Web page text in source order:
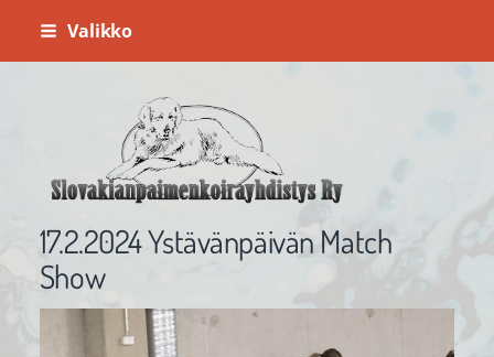
Siirry
sivun
Valikko
Slovakianpaimenkoirayhdistys ry
17.2.2024 Ystävänpäivän Match
Show